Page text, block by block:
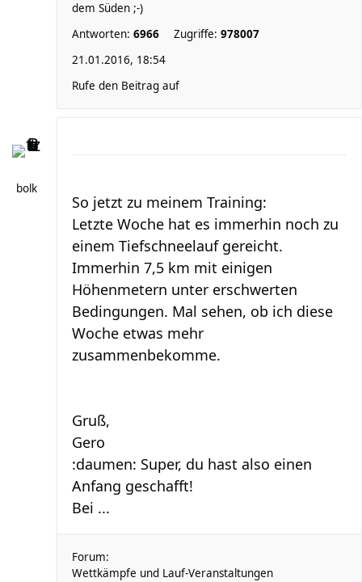
dem Süden ;-)
Antworten: 6966 Zugriffe: 978007
21.01.2016, 18:54
Rufe den Beitrag auf
bolk
So jetzt zu meinem Training:
Letzte Woche hat es immerhin noch zu
einem Tiefschneelauf gereicht.
Immerhin 7,5 km mit einigen
Höhenmetern unter erschwerten
Bedingungen. Mal sehen, ob ich diese
Woche etwas mehr
zusammenbekomme.
Gruß,
Gero
:daumen: Super, du hast also einen
Anfang geschafft!
Bei ...
Forum:
Wettkämpfe und Lauf-Veranstaltungen